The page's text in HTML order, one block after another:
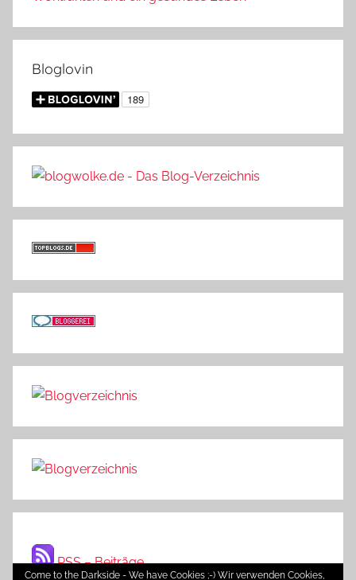
Bloglovin
RSS – Beiträge
Come to the Darkside - We have Cookies ;-) Wir verwenden Cookies,